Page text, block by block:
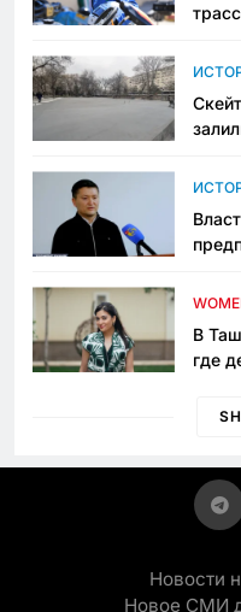
В
где
Новости
Новое СМИ